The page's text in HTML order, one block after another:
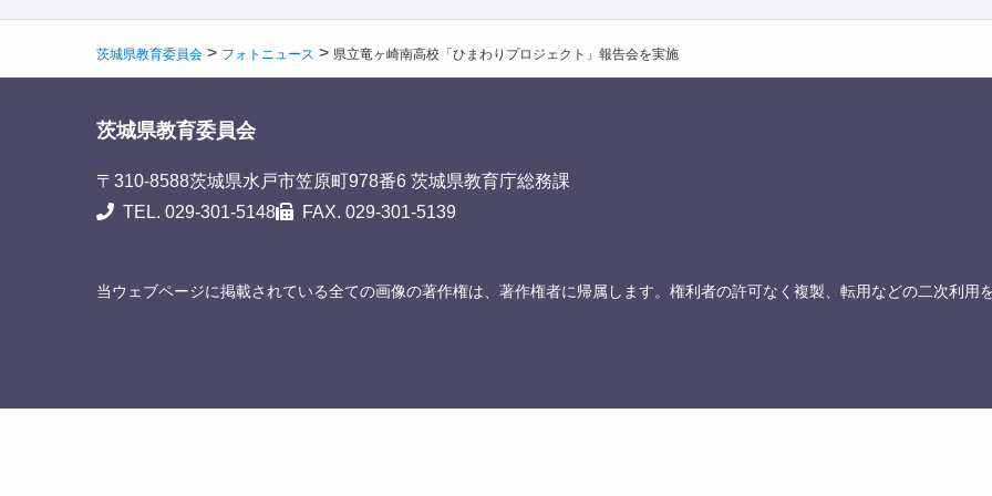
茨城県教育委員会 > フォトニュース > 県立竜ヶ崎南高校「ひまわりプロジェクト」報告会を実施
茨城県教育委員会
〒310-8588茨城県水戸市笠原町978番6 茨城県教育庁総務課
TEL. 029-301-5148
FAX. 029-301-5139
当ウェブページに掲載されている全ての画像の著作権は、著作権者に帰属します。権利者の許可なく複製、転用などの二次利用